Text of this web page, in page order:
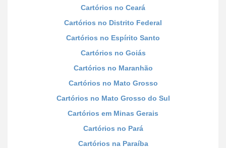
Cartórios no Ceará
Cartórios no Distrito Federal
Cartórios no Espírito Santo
Cartórios no Goiás
Cartórios no Maranhão
Cartórios no Mato Grosso
Cartórios no Mato Grosso do Sul
Cartórios em Minas Gerais
Cartórios no Pará
Cartórios na Paraíba